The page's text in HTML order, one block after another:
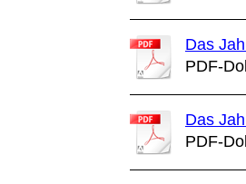
Das
PDF-
Das
PDF-